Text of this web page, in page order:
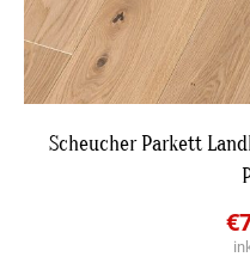
Scheucher Parkett
€